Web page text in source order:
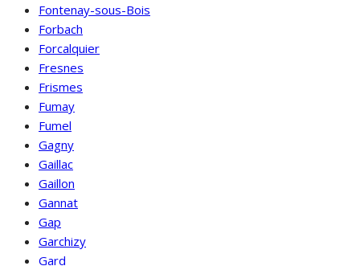
Fontenay-sous-Bois
Forbach
Forcalquier
Fresnes
Frismes
Fumay
Fumel
Gagny
Gaillac
Gaillon
Gannat
Gap
Garchizy
Gard